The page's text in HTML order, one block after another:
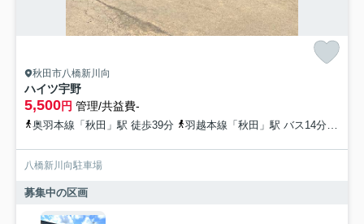
秋田市八橋新川向
ハイツ宇野
5,500円 管理/共益費-
奥羽本線「秋田」駅 徒歩39分 羽越本線「秋田」駅 バス14分 秋田中央交通「幸町交差点」 停歩6分
八橋新川向駐車場
募集中の区画